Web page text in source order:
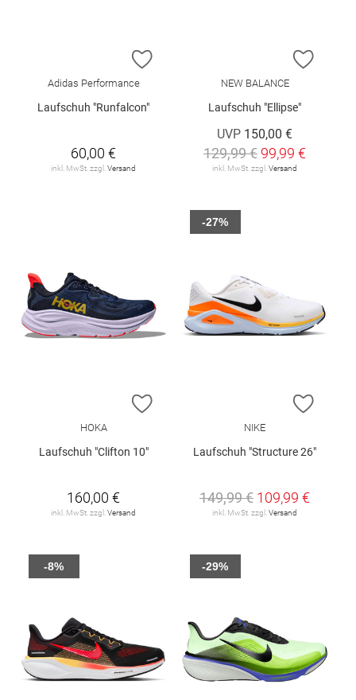
ZUR WUNSCHLISTE HINZUFÜGEN
Adidas Performance
Laufschuh "Runfalcon"
60,00 €
inkl. MwSt. zzgl. Versand
ZUR
NEW BALANCE
Laufschuh "Ellipse"
UVP 150,00 €
129,99 € 99,99 €
inkl. MwSt. zzgl. Versand
ZUR WUNSCHLISTE HINZUFÜGEN
HOKA
Laufschuh "Clifton 10"
160,00 €
inkl. MwSt. zzgl. Versand
ZUR
NIKE
Laufschuh "Structure 26"
149,99 € 109,99 €
inkl. MwSt. zzgl. Versand
-27%
-8% -29%